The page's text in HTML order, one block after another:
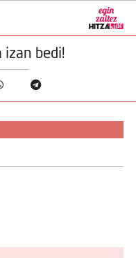
izan bedi!